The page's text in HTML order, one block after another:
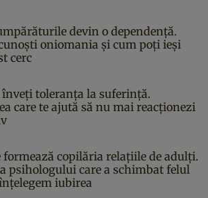
devin o dependență.
oniomania și cum poți ieși
cerc
înveți toleranța la suferință.
care te ajută să nu mai reacționezi
formează copilăria relațiile de adulți.
psihologului care a schimbat felul
iubirea